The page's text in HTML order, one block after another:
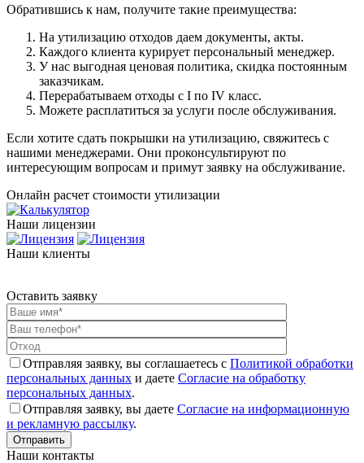
Обратившись к нам, получите такие преимущества:
На утилизацию отходов даем документы, акты.
Каждого клиента курирует персональный менеджер.
У нас выгодная ценовая политика, скидка постоянным
заказчикам.
Перерабатываем отходы с I по IV класс.
Можете расплатиться за услуги после обслуживания.
Если хотите сдать покрышки на утилизацию, свяжитесь с
нашими менеджерами. Они проконсультируют по
интересующим вопросам и примут заявку на обслуживание.
Онлайн расчет стоимости утилизации
Наши лицензии
Наши клиенты
Оставить заявку
Отправляя заявку, вы соглашаетесь с Политикой обработки
персональных данных и даете Согласие на обработку
персональных данных.
Отправляя заявку, вы даете Согласие на информационную
и рекламную рассылку.
Наши контакты